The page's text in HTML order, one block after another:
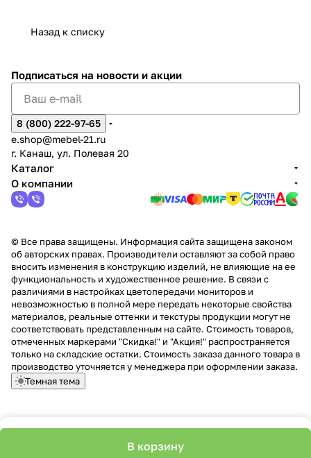
2
Назад к списку
В корзину
Подписаться на новости и акции
8 (800) 222-97-65
e.shop@mebel-21.ru
г. Канаш, ул. Полевая 20
Каталог
О компании
© Все права защищены. Информация сайта защищена законом
об авторских правах. Производители оставляют за собой право
вносить изменения в конструкцию изделий, не влияющие на ее
функциональность и художественное решение. В связи с
различиями в настройках цветопередачи мониторов и
невозможностью в полной мере передать некоторые свойства
материалов, реальные оттенки и текстуры продукции могут не
соответствовать представленным на сайте. Стоимость товаров,
отмеченных маркерами "Скидка!" и "Акция!" распространяется
только на складские остатки. Стоимость заказа данного товара в
производство уточняется у менеджера при оформлении заказа.
Темная тема